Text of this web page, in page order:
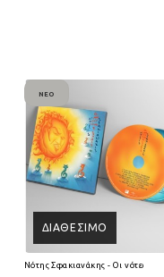
(2Lp Vinyl)
ΔΙΑΘΈΣΙΜΟ
ΝΈΟ
Νότης Σφακιανάκης - Οι νότες